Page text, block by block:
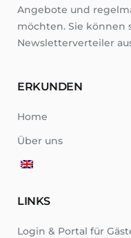
Angebote und
möchten. Sie können
Newsletterverteiler
ERKUNDEN
Home
Über uns
LINKS
Login & Portal für